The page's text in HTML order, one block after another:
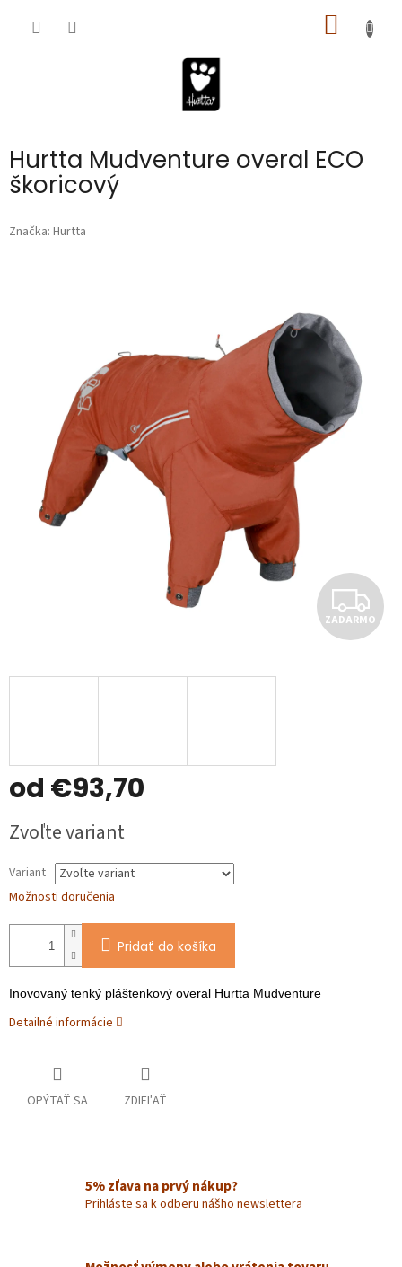
Hurtta Mudventure overal ECO
škoricový
Značka: Hurtta
Z
A
ZADARMO
od €93,70
cena:
Zvoľte variant
Variant
Možnosti doručenia
Pridať do košíka
Inovovaný tenký pláštenkový overal Hurtta Mudventure
Detailné informácie
OPÝTAŤ SA ZDIEĽAŤ
5% zľava na prvý nákup?
Prihláste sa k odberu nášho newslettera